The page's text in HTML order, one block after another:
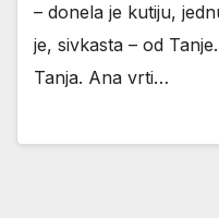
– donela je kutiju,
je, sivkasta – od
Tanja. Ana vrti…